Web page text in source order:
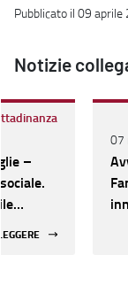
Pubblicato il 09 aprile
Notizie
–
07